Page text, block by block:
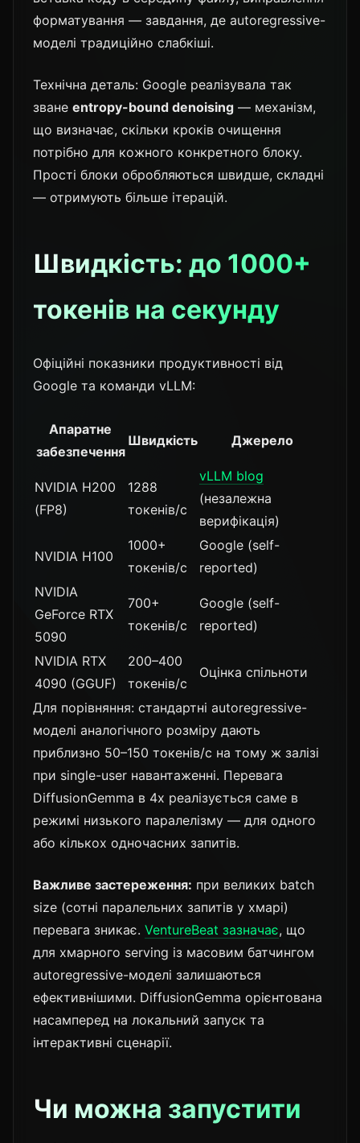
форматування — завдання, де autoregressive-
моделі традиційно слабкіші.
Технічна деталь: Google реалізувала так
зване entropy-bound denoising — механізм,
що визначає, скільки кроків очищення
потрібно для кожного конкретного блоку.
Прості блоки обробляються швидше, складні
— отримують більше ітерацій.
Швидкість: до 1000+
токенів на секунду
Офіційні показники продуктивності від
Google та команди vLLM:
Апаратне
забезпечення
Швидкість Джерело
NVIDIA H200
(FP8)
1288
токенів/с
vLLM blog
(незалежна
верифікація)
NVIDIA H100
1000+
токенів/с
Google (self-
reported)
NVIDIA
GeForce RTX
5090
700+
токенів/с
Google (self-
reported)
NVIDIA RTX
4090 (GGUF)
200–400
токенів/с
Оцінка спільноти
Для порівняння: стандартні autoregressive-
моделі аналогічного розміру дають
приблизно 50–150 токенів/с на тому ж залізі
при single-user навантаженні. Перевага
DiffusionGemma в 4x реалізується саме в
режимі низького паралелізму — для одного
або кількох одночасних запитів.
Важливе застереження: при великих batch
size (сотні паралельних запитів у хмарі)
перевага зникає. VentureBeat зазначає, що
для хмарного serving із масовим батчингом
autoregressive-моделі залишаються
ефективнішими. DiffusionGemma орієнтована
насамперед на локальний запуск та
інтерактивні сценарії.
Чи можна запустити